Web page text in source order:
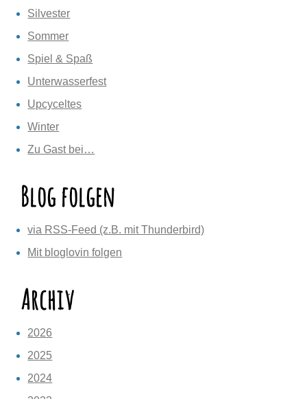
Silvester
Sommer
Spiel & Spaß
Unterwasserfest
Upcyceltes
Winter
Zu Gast bei…
Blog folgen
via RSS-Feed (z.B. mit Thunderbird)
Mit bloglovin folgen
Archiv
2026
2025
2024